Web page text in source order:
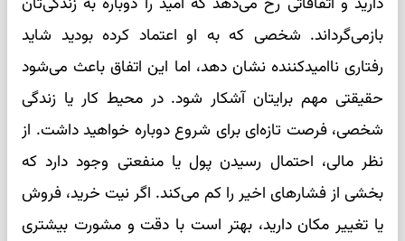
بازمی‌گرداند. شخصی که به او اعتماد کرده بودید شاید
رفتاری ناامیدکننده نشان دهد، اما این اتفاق باعث می‌شود
حقیقتی مهم برایتان آشکار شود. در محیط کار یا زندگی
شخصی، فرصت تازه‌ای برای شروع دوباره خواهید داشت. از
نظر مالی، احتمال رسیدن پول یا منفعتی وجود دارد که
بخشی از فشارهای اخیر را کم می‌کند. اگر نیت خرید، فروش
یا تغییر مکان دارید، بهتر است با دقت و مشورت بیشتری